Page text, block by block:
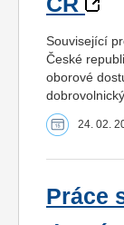
Související
České
oborové
24. 02.
Práce